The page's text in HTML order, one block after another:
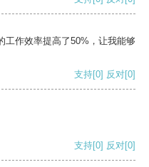
工作效率提高了50%，让我能够
支持[0] 反对[0]
支持[0] 反对[0]